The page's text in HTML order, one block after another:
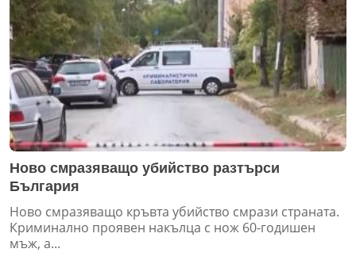
Ново смразяващо убийство разтърси
България
Ново смразяващо кръвта убийство смрази страната.
Криминално проявен накълца с нож 60-годишен
мъж, а...